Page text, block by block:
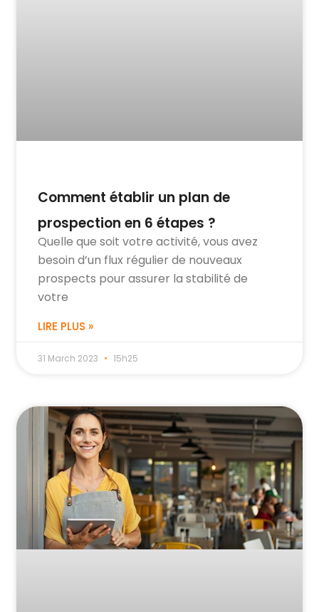
Comment établir un plan de
prospection en 6 étapes ?
Quelle que soit votre activité, vous avez
besoin d’un flux régulier de nouveaux
prospects pour assurer la stabilité de
votre
LIRE PLUS »
31 March 2023 15h25